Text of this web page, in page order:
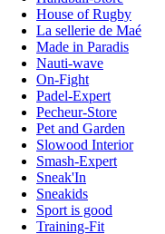
House of Rugby
La sellerie de Maé
Made in Paradis
Nauti-wave
On-Fight
Padel-Expert
Pecheur-Store
Pet and Garden
Slowood Interior
Smash-Expert
Sneak'In
Sneakids
Sport is good
Training-Fit